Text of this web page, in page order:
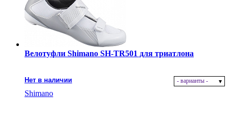
Велотуфли Shimano SH-TR501 для триатлона
Нет в наличии - варианты -
Shimano